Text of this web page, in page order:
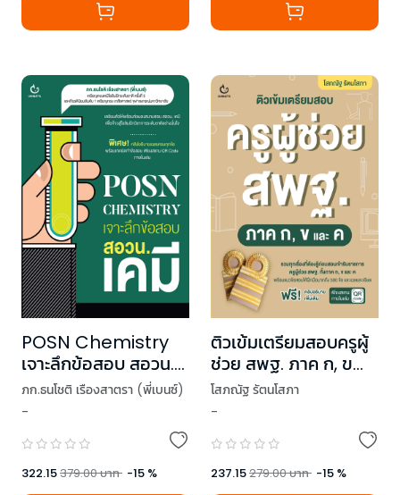
POSN Chemistry
เจาะลึกข้อสอบ สอวน.
เคมี
ภก.ธนโชติ เรืองสาตรา (พี่เบนซ์)
-
322.15379.00บาท -15 %
ติวเข้มเตรียมสอบครูผู้
ช่วย สพฐ. ภาค ก, ข
และ ค
โสภณัฐ รัตนโสภา
-
237.15279.00บาท -15 %